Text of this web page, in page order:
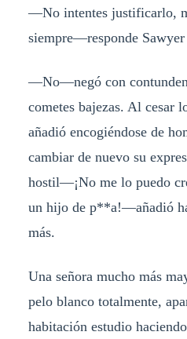
—No intentes justificarlo,
siempre—responde Sawyer
—No—negó con
cometes bajezas. Al cesar
añadió encogiéndose de
cambiar de nuevo su
hostil—¡No me lo puedo
un hijo de p**a!—añadió
más.
Una señora mucho más
pelo blanco totalmente,
habitación estudio